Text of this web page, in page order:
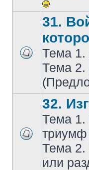
31.
Тема
Тема 2.
32.
Тема 1.
триумф
Тема 2.
или